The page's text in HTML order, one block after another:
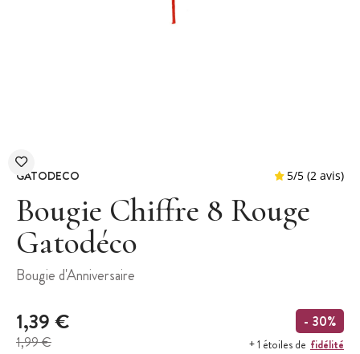
GATODECO
Bougie Chiffre 8 Rouge
Gatodéco
Bougie d'Anniversaire
1,39 €
1,99 €
- 30%
+ 1 étoiles de fidélité